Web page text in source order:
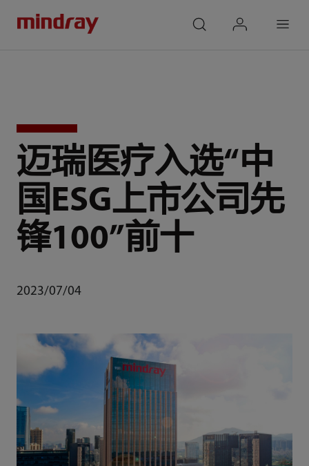
迈瑞医疗入选“中
国ESG上市公司先
锋100”前十
2023/07/04